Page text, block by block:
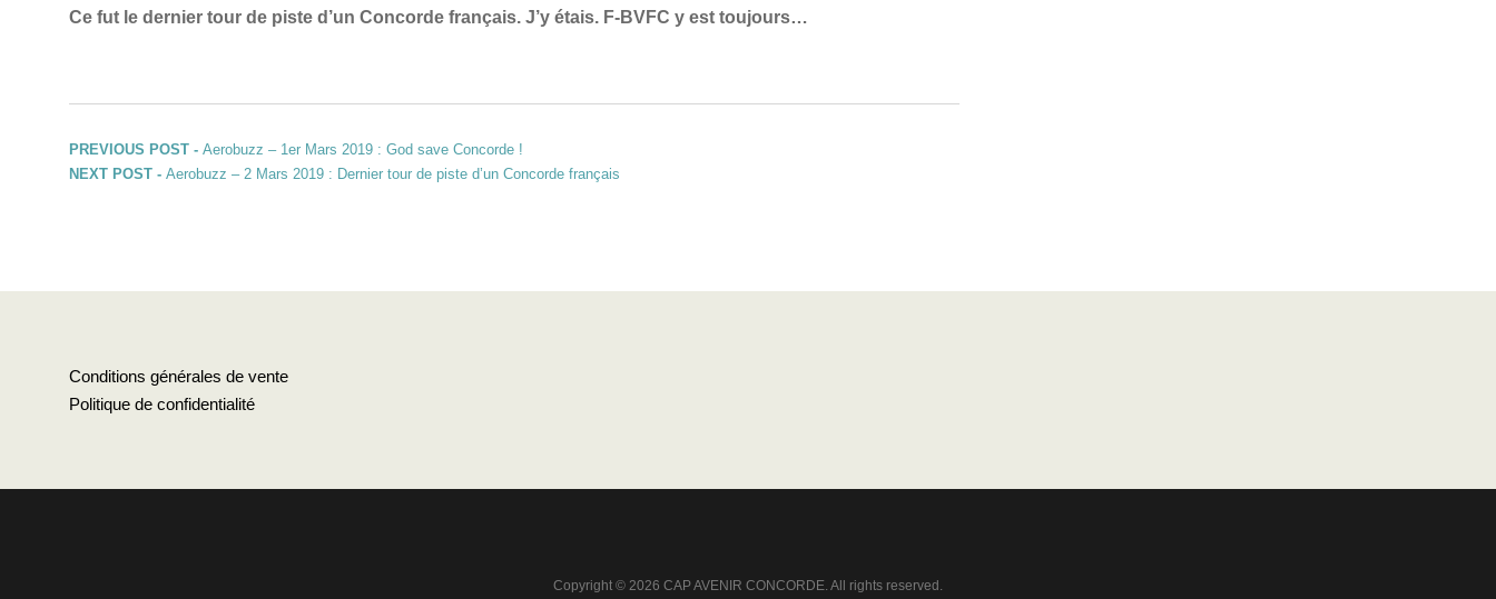
Ce fut le dernier tour de piste d’un Concorde français. J’y étais. F-BVFC y est toujours…
Navigation de l’article
PREVIOUS POST - Previous post:
Aerobuzz – 1er Mars 2019 : God save Concorde !
NEXT POST - Next post:
Aerobuzz – 2 Mars 2019 : Dernier tour de piste d’un Concorde français
Conditions générales de vente
Politique de confidentialité
Copyright © 2026 CAP AVENIR CONCORDE. All rights reserved.